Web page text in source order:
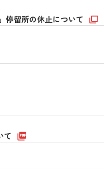
停留所の休止について
て